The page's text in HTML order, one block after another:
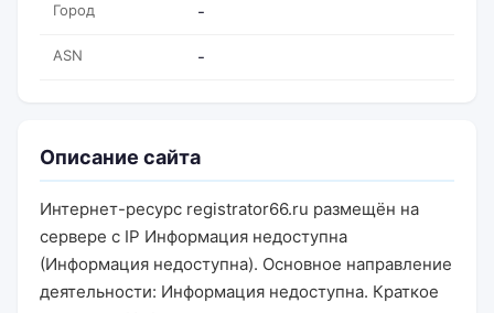
Город -
ASN -
Описание сайта
Интернет-ресурс registrator66.ru размещён на
сервере с IP Информация недоступна
(Информация недоступна). Основное направление
деятельности: Информация недоступна. Краткое